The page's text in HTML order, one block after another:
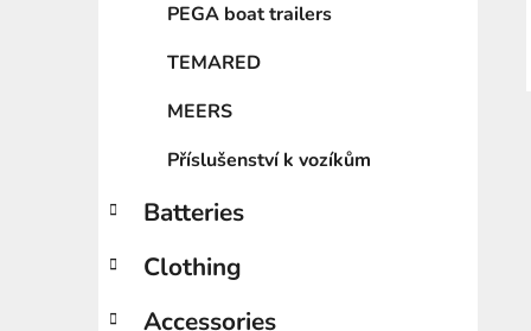
PEGA boat trailers
TEMARED
MEERS
Příslušenství k vozíkům
Batteries
Clothing
Accessories